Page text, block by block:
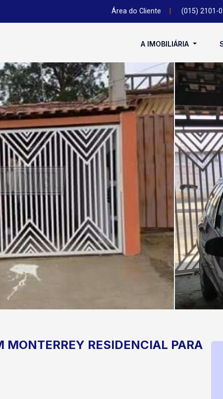
Área do Cliente (015) 2101-
A IMOBILIÁRIA
MONTERREY RESIDENCIAL PARA